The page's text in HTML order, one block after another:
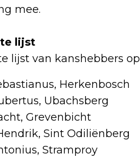
mee.
lijst
lijst van kanshebbers
Herkenbosch
Ubachsberg
Grevenbicht
Sint Odiliënberg
Stramproy